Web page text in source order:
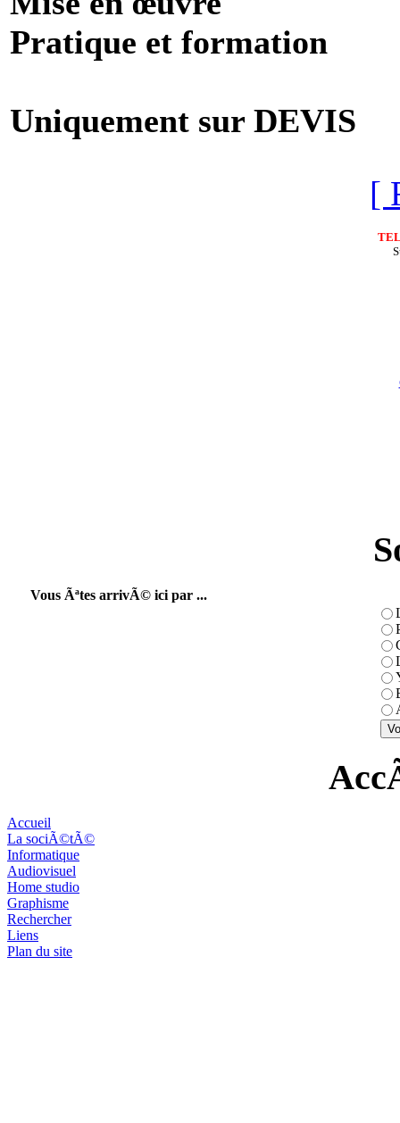
Pratique et formation
Uniquement sur DEVIS
[
Vous Ãªtes arrivÃ© ici par ...
Accueil
La sociÃ©tÃ©
Informatique
Audiovisuel
Home studio
Graphisme
Rechercher
Liens
Plan du site